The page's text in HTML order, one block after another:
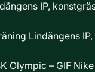
IP,
Lindängens
Olympic – GIF Nike